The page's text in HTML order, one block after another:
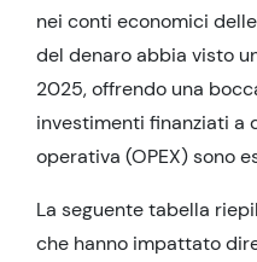
nei conti economici
del denaro abbia visto
2025, offrendo una
investimenti finanziati a
operativa (OPEX) sono
La seguente tabella
che hanno impattato